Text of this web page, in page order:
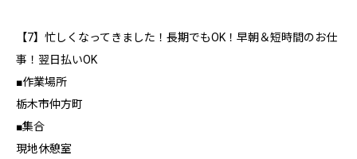
【7】忙しくなってきました！長期でもOK！早朝＆短時間のお仕
事！翌日払いOK
■作業場所
栃木市仲方町
■集合
現地休憩室